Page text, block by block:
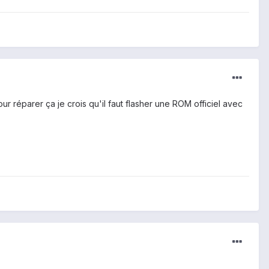
réparer ça je crois qu'il faut flasher une ROM officiel avec